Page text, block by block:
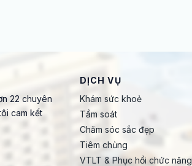
22 chuyên
cam kết
DỊCH VỤ
Khám sức khoẻ
Tầm soát
Chăm sóc sắc đẹp
Tiêm chủng
VTLT & Phục hồi chức năng